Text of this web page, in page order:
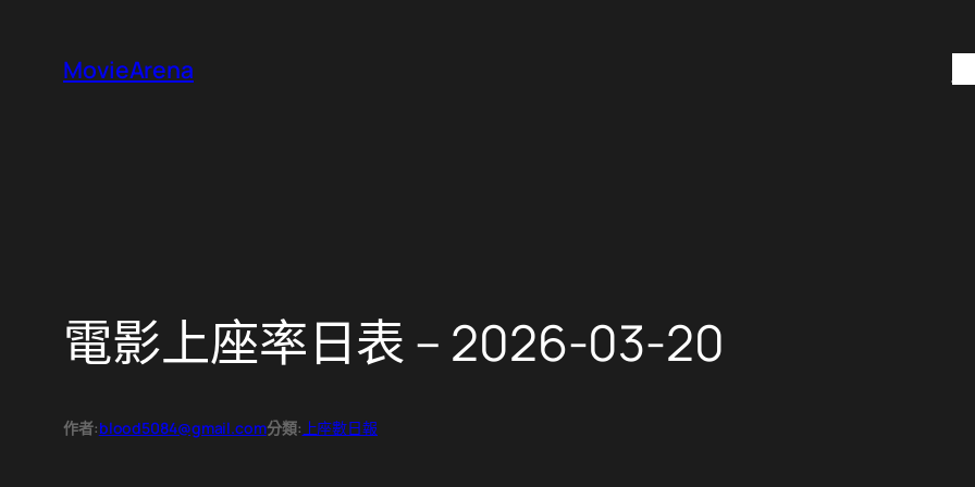
MovieArena
電影上座率日表 – 2026-03-20
作者:blood5084@gmail.com分類: 上座數日報